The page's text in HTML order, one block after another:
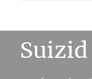
Suizid